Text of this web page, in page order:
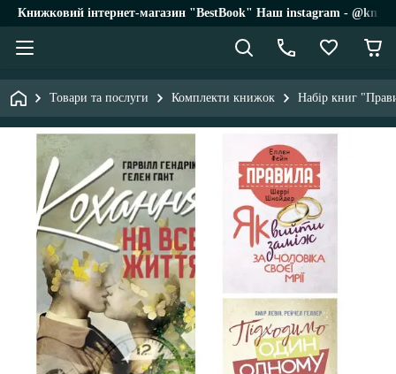
Книжковий інтернет-магазин "BestBook" Наш instagram -
Товари та послуги Комплекти книжок Набір книг